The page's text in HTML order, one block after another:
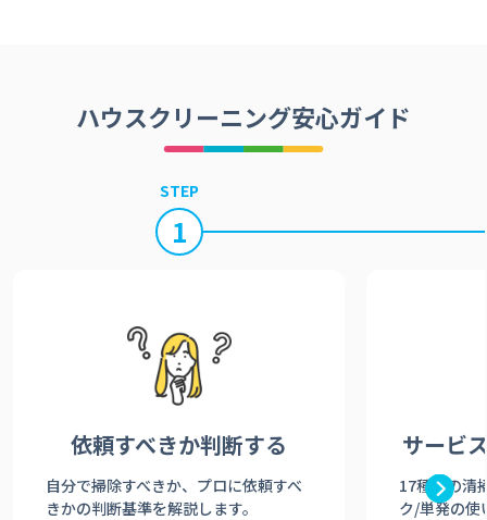
ハウスクリーニング安心ガイド
STEP
1
依頼すべきか判断する
自分で掃除すべきか、プロに依頼すべ
きかの判断基準を解説します。
サービ
17種類の清
ク/単発の使